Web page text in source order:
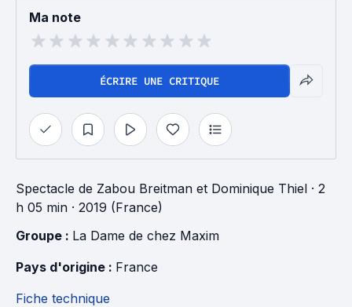
Ma note
ÉCRIRE UNE CRITIQUE
Spectacle de Zabou Breitman et Dominique Thiel · 2
h 05 min · 2019 (France)
Groupe : La Dame de chez Maxim
Pays d'origine : France
Fiche technique